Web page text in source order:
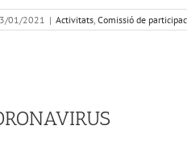
01/2021 | Activitats, Comissió de